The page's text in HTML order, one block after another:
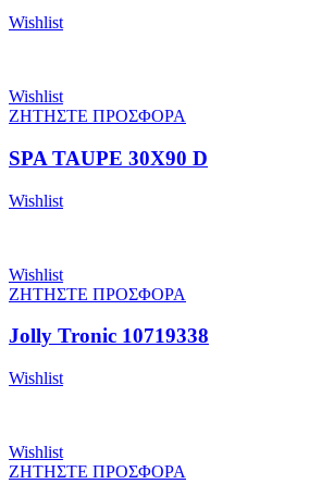
Wishlist
Wishlist
ΖΗΤΗΣΤΕ ΠΡΟΣΦΟΡΑ
SPA TAUPE 30X90 D
Wishlist
Wishlist
ΖΗΤΗΣΤΕ ΠΡΟΣΦΟΡΑ
Jolly Tronic 10719338
Wishlist
Wishlist
ΖΗΤΗΣΤΕ ΠΡΟΣΦΟΡΑ